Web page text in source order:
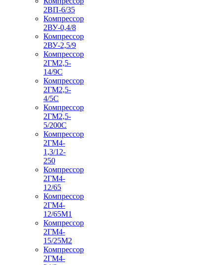
2ВП-6/35
Компрессор
2ВУ-0,4/8
Компрессор
2ВУ-2,5/9
Компрессор
2ГМ2,5-
14/9С
Компрессор
2ГМ2,5-
4/5С
Компрессор
2ГМ2,5-
5/200С
Компрессор
2ГМ4-
1,3/12-
250
Компрессор
2ГМ4-
12/65
Компрессор
2ГМ4-
12/65М1
Компрессор
2ГМ4-
15/25М2
Компрессор
2ГМ4-